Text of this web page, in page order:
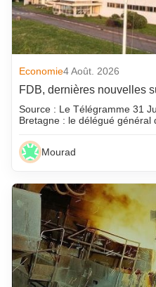
Economie4 Août. 2026
FDB, dernières nouvelles
Source : Le Télégramme 31
Bretagne : le délégué général
Mourad